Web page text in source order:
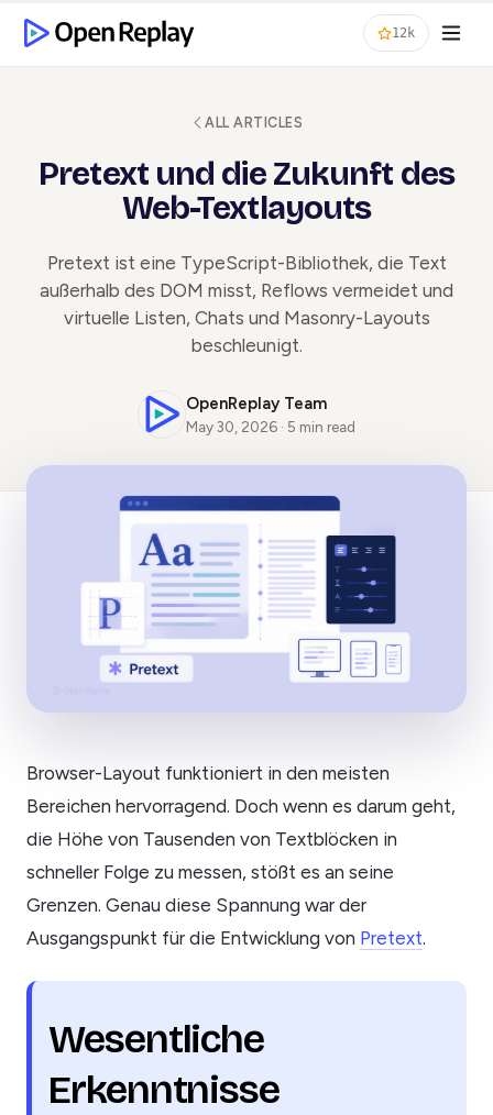
12k
ALL ARTICLES
Pretext und die Zukunft des
Web-Textlayouts
Pretext ist eine TypeScript-Bibliothek, die Text
außerhalb des DOM misst, Reflows vermeidet und
virtuelle Listen, Chats und Masonry-Layouts
beschleunigt.
OpenReplay Team
May 30, 2026 · 5 min read
Browser-Layout funktioniert in den meisten
Bereichen hervorragend. Doch wenn es darum geht,
die Höhe von Tausenden von Textblöcken in
schneller Folge zu messen, stößt es an seine
Grenzen. Genau diese Spannung war der
Ausgangspunkt für die Entwicklung von Pretext.
Wesentliche
Erkenntnisse